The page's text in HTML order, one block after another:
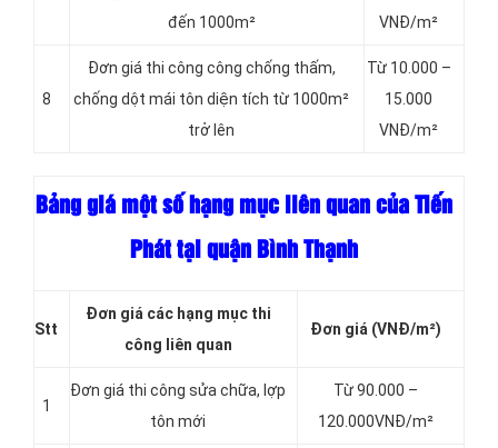
đến 1000m²
VNĐ/m²
8
Đơn giá thi công công chống thấm,
chống dột mái tôn diện tích từ 1000m²
trở lên
Từ 10.000 –
15.000
VNĐ/m²
Bảng giá một số hạng mục liên quan của Tiến
Phát tại quận Bình Thạnh
Stt
Đơn giá các hạng mục thi
công liên quan
Đơn giá (VNĐ/m²)
1
Đơn giá thi công sửa chữa, lợp
tôn mới
Từ 90.000 –
120.000VNĐ/m²